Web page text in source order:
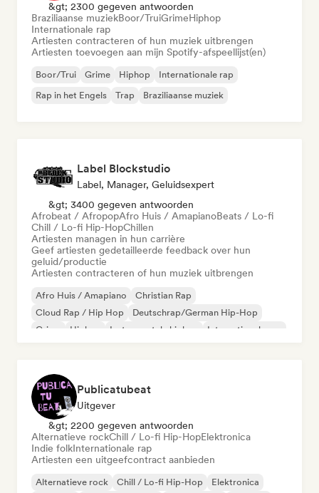
&gt; 2300 gegeven antwoorden
Braziliaanse muziekBoor/TruiGrimeHiphop
Internationale rap
Artiesten contracteren of hun muziek uitbrengen
Artiesten toevoegen aan mijn Spotify-afspeellijst(en)
Boor/Trui Grime Hiphop
Internationale rap
Rap in het Engels
Trap Braziliaanse muziek
Label Blockstudio
Label, Manager, Geluidsexpert
&gt; 3400 gegeven antwoorden
Afrobeat / AfropopAfro Huis / AmapianoBeats / Lo-fi
Chill / Lo-fi Hip-HopChillen
Artiesten managen in hun carrière
Geef artiesten gedetailleerde feedback over hun
geluid/productie
Artiesten contracteren of hun muziek uitbrengen
Afro Huis / Amapiano
Christian Rap
Cloud Rap / Hip Hop
Deutschrap/German Hip-Hop
Grime
Hiphop Instrumentale hiphop Internationale rap
Publicatubeat
Uitgever
&gt; 2200 gegeven antwoorden
Alternatieve rockChill / Lo-fi Hip-HopElektronica
Indie folkInternationale rap
Artiesten een uitgeefcontract aanbieden
Alternatieve rock Chill / Lo-fi Hip-Hop
Elektronica